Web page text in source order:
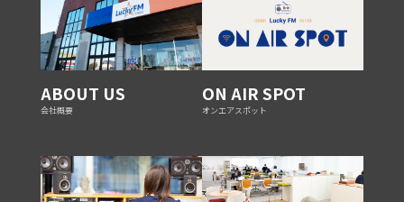
ABOUT US
会社概要
ON AIR SPOT
オンエアスポット